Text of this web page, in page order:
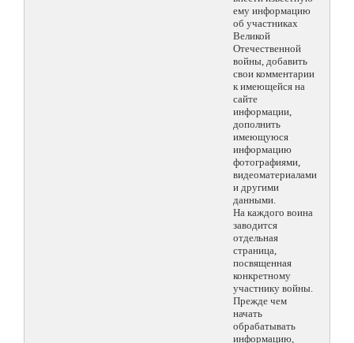
ему информацию
об участниках
Великой
Отечественной
войны, добавить
свои комментарии
к имеющейся на
сайте
информации,
дополнить
имеющуюся
информацию
фотографиями,
видеоматериалами
и другими
данными.
На каждого воина
заводится
отдельная
страница,
посвященная
конкретному
участнику войны.
Прежде чем
начать
обрабатывать
информацию,